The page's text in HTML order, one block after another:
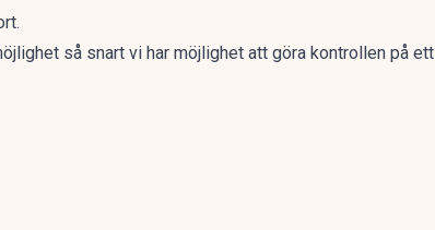
så snart vi har möjlighet att göra kontrollen på ett